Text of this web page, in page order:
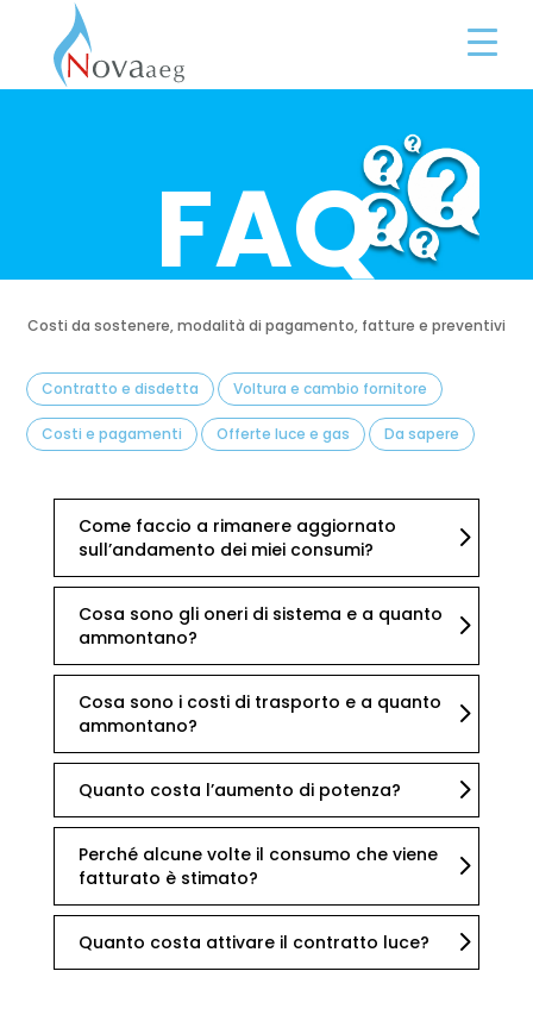
FAQ
Costi da sostenere, modalità di pagamento, fatture e preventivi
Contratto e disdetta Voltura e cambio fornitore
Costi e pagamenti Offerte luce e gas Da sapere
Come faccio a rimanere aggiornato
sull’andamento dei miei consumi?
Cosa sono gli oneri di sistema e a quanto
ammontano?
Cosa sono i costi di trasporto e a quanto
ammontano?
Quanto costa l’aumento di potenza?
Perché alcune volte il consumo che viene
fatturato è stimato?
Quanto costa attivare il contratto luce?